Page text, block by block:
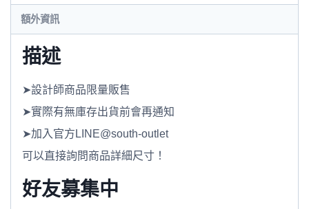
額外資訊
描述
➤設計師商品限量販售
➤實際有無庫存出貨前會再通知
➤加入官方LINE@south-outlet
可以直接詢問商品詳細尺寸！
好友募集中